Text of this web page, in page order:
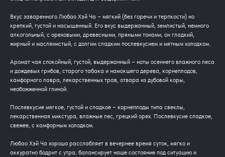
Вкус заваренного Любао Хэй Ча – мягкий (без горечи и терпкости) но
крепкий, густой и насыщенный. Его вкус выдержанный, землистый, немного
алкогольный, с ореховыми, древесными, пряными тонами, он гладкий,
жирный и маслянистый, с долгим сладким послевкусием и мятным холодком.
Аромат чая спокойный, густой, выдержанный – ноты осеннего влажного леса
и дождевых грибов, старого табака и намокшего дерева, корнеплодов,
камфорного лавра, лекарственных трав, отвара из дубовой коры,
необожженной глиной.
Послевкусие мягкое, густой и сладкое – корнеплоды типа свеклы,
лекарственная микстура, влажные лес, грецкий орех. Послевкусие сладкое,
свежее, с камфорным холодком.
Любао Хэй Ча хорошо расслабляет в вечернее время суток, мягко и
аккуратно бодрит с утра, балансирует наше состояние под ситуацию и